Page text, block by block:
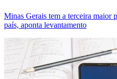
Minas Gerais tem a terceira maior
país, aponta levantamento